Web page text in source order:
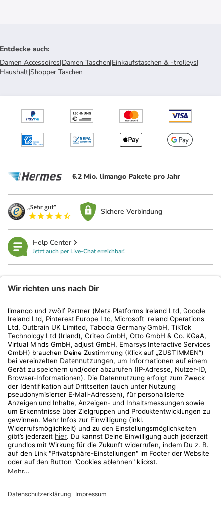
Entdecke auch:
Damen Accessoires|Damen Taschen|Einkaufstaschen & -trolleys|
Haushalt|Shopper Taschen
6.2 Mio. limango Pakete pro Jahr
Sichere Verbindung
Help Center
Jetzt auch per Live-Chat erreichbar!
Kundenservice
Shop
Aktionen
Travel